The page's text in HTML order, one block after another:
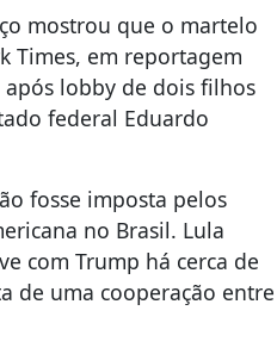
mostrou que o martelo
Times, em reportagem
após lobby de dois filhos
federal Eduardo
fosse imposta pelos
no Brasil. Lula
com Trump há cerca de
de uma cooperação entre